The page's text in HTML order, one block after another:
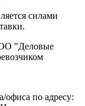
силами
"Деловые
офиса по адресу: